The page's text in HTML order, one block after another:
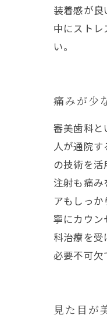
装着感が
中にスト
い。
痛みが少
審美歯科と
人が通院
の技術を
注射も痛
アもしっ
寧にカウン
科治療を
必要不可欠
見た目が